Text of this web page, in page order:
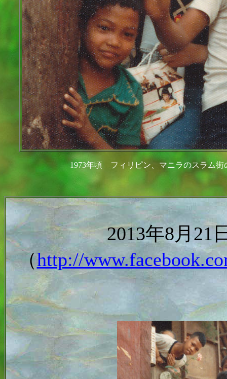
1973年頃 フィリピン、マニラのスラム街
2013年8月21
（http://